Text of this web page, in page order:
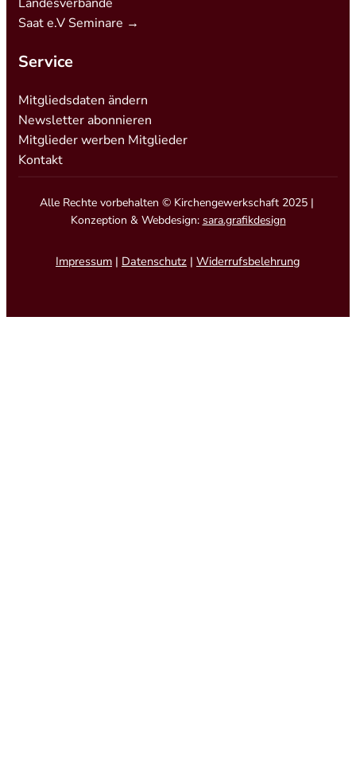
Saat e.V Seminare →
Service
Mitgliedsdaten ändern
Newsletter abonnieren
Mitglieder werben Mitglieder
Kontakt
Alle Rechte vorbehalten © Kirchengewerkschaft 2025 |
Konzeption & Webdesign: sara.grafikdesign
Impressum | Datenschutz | Widerrufsbelehrung